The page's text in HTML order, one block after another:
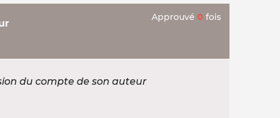
Approuvé 0 fois
du compte de son auteur